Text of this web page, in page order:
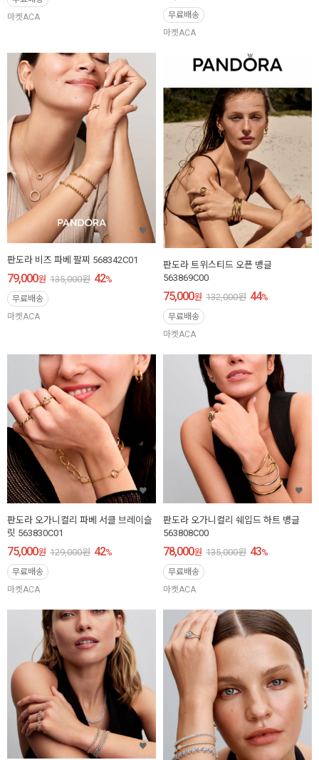
마켓ACA
무료배송
마켓ACA
판도라 비즈 파베 팔찌 568342C01
79,000원 135,000원 42%
무료배송
마켓ACA
판도라 트위스티드 오픈 뱅글
563869C00
75,000원 132,000원 44%
무료배송
마켓ACA
판도라 오가니컬리 파베 서클 브레이슬
릿 563830C01
75,000원 129,000원 42%
무료배송
마켓ACA
판도라 오가니컬리 쉐입드 하트 뱅글
563808C00
78,000원 135,000원 43%
무료배송
마켓ACA